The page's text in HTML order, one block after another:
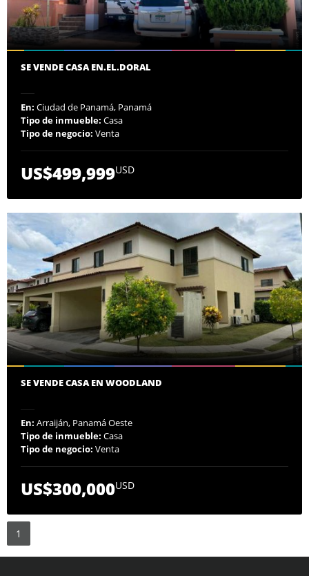
SE VENDE CASA EN.EL.DORAL
En: Ciudad de Panamá, Panamá
Tipo de inmueble: Casa
Tipo de negocio: Venta
US$499,999USD
SE VENDE CASA EN WOODLAND
En: Arraiján, Panamá Oeste
Tipo de inmueble: Casa
Tipo de negocio: Venta
US$300,000USD
1